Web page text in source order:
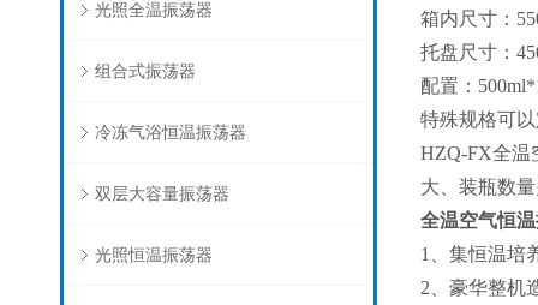
光照全温振荡器
组合式振荡器
冷冻气浴恒温振荡器
双层大容量振荡器
光照恒温振荡器
箱内尺寸：
托盘尺寸：
配置：
特殊规格可
HZQ-FX全温
大、装瓶数
全温空气恒
1、集恒温培
2、豪华整机